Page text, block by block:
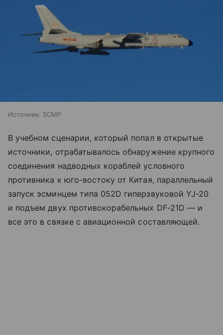
Источник: SCMP
В учебном сценарии, который попал в открытые
источники, отрабатывалось обнаружение крупного
соединения надводных кораблей условного
противника к юго-востоку от Китая, параллельный
запуск эсминцем типа 052D гиперзвуковой YJ-20
и подъем двух противокорабельных DF-21D — и
все это в связке с авиационной составляющей.